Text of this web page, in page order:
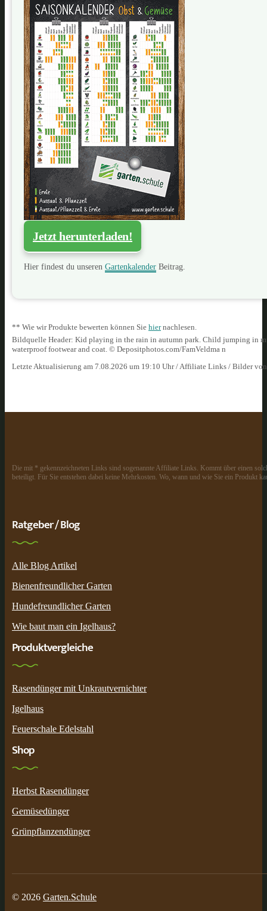
Jetzt herunterladen!
Hier findest du unseren Gartenkalender Beitrag.
** Wie wir Produkte bewerten können Sie hiernachlesen.
Bildquelle Header: Kid playing in the rain in autumn park. Child jumping in
waterproof footwear and coat. © Depositphotos.com/FamVeldma n
Letzte Aktualisierung am 7.08.2026 um 19:10 Uhr / Affiliate Links / Bilder
Die mit * gekennzeichneten Links sind sogenannte Affiliate Links. Kommt über einen
beteiligt. Für Sie entstehen dabei keine Mehrkosten. Wo, wann und wie Sie ein Produkt
Ratgeber / Blog
Alle Blog Artikel
Bienenfreundlicher Garten
Hundefreundlicher Garten
Wie baut man ein Igelhaus?
Produktvergleiche
Rasendünger mit Unkrautvernichter
Igelhaus
Feuerschale Edelstahl
Shop
Herbst Rasendünger
Gemüsedünger
Grünpflanzendünger
© 2026 Garten.Schule